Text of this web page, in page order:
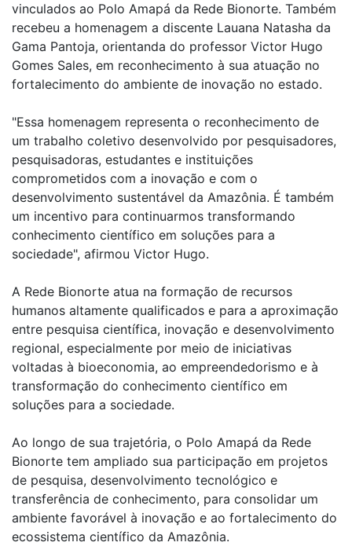
vinculados ao Polo Amapá da Rede Bionorte. Também
recebeu a homenagem a discente Lauana Natasha da
Gama Pantoja, orientanda do professor Victor Hugo
Gomes Sales, em reconhecimento à sua atuação no
fortalecimento do ambiente de inovação no estado.
"Essa homenagem representa o reconhecimento de
um trabalho coletivo desenvolvido por pesquisadores,
pesquisadoras, estudantes e instituições
comprometidos com a inovação e com o
desenvolvimento sustentável da Amazônia. É também
um incentivo para continuarmos transformando
conhecimento científico em soluções para a
sociedade", afirmou Victor Hugo.
A Rede Bionorte atua na formação de recursos
humanos altamente qualificados e para a aproximação
entre pesquisa científica, inovação e desenvolvimento
regional, especialmente por meio de iniciativas
voltadas à bioeconomia, ao empreendedorismo e à
transformação do conhecimento científico em
soluções para a sociedade.
Ao longo de sua trajetória, o Polo Amapá da Rede
Bionorte tem ampliado sua participação em projetos
de pesquisa, desenvolvimento tecnológico e
transferência de conhecimento, para consolidar um
ambiente favorável à inovação e ao fortalecimento do
ecossistema científico da Amazônia.